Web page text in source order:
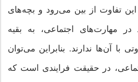
‌این تفاوت از بین می‌رود و بچه‌های
در مهارت‌های اجتماعی، به بقیه
با آن‌ها ندارند. بنابراین می‌توان
در حقیقت فرایندی است که